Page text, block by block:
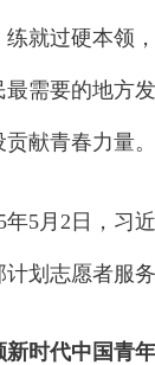
就过硬本领
需要的地方
献青春力量。
5月2日，习
计划志愿者服
新时代中国青